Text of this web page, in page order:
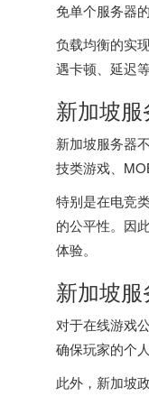
免单个服务器的
负载均衡的实
遇卡顿、延迟
新加坡服
新加坡服务器
技类游戏、
特别是在电竞
的公平性。因
体验。
新加坡
对于在线游戏
确保玩家的个
此外，新加坡